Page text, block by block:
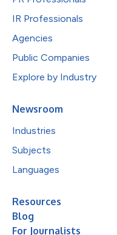
IR Professionals
Agencies
Public Companies
Explore by Industry
Newsroom
Industries
Subjects
Languages
Resources
Blog
For Journalists